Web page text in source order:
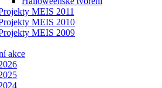
MEIS 2011
MEIS 2010
MEIS 2009
akce